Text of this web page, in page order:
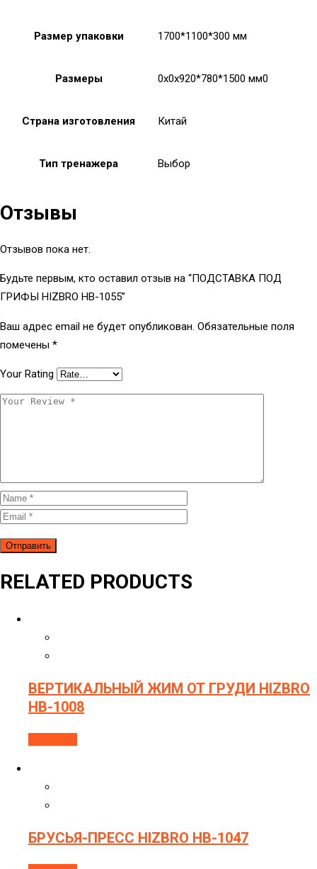
Размер упаковки 1700*1100*300 мм
Размеры 0x0x920*780*1500 мм0
Страна изготовления Китай
Тип тренажера Выбор
Отзывы
Отзывов пока нет.
Будьте первым, кто оставил отзыв на “ПОДСТАВКА ПОД
ГРИФЫ HIZBRO HB-1055”
Ваш адрес email не будет опубликован. Обязательные поля
помечены *
Your Rating
RELATED PRODUCTS
ВЕРТИКАЛЬНЫЙ ЖИМ ОТ ГРУДИ HIZBRO
HB-1008
БРУСЬЯ-ПРЕСС HIZBRO HB-1047